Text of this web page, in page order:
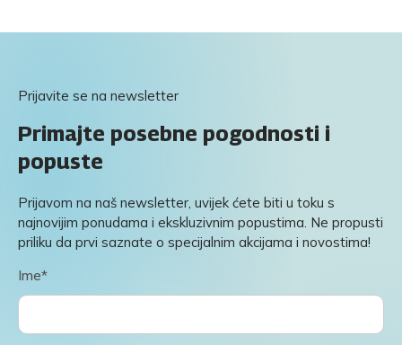
Prijavite se na newsletter
Primajte posebne pogodnosti i
popuste
Prijavom na naš newsletter, uvijek ćete biti u toku s
najnovijim ponudama i ekskluzivnim popustima. Ne propusti
priliku da prvi saznate o specijalnim akcijama i novostima!
Ime*